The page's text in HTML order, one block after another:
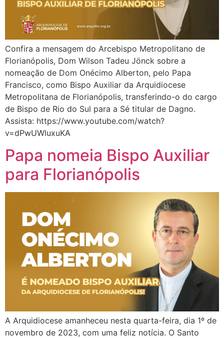
Confira a mensagem do Arcebispo Metropolitano de
Florianópolis, Dom Wilson Tadeu Jönck sobre a
nomeação de Dom Onécimo Alberton, pelo Papa
Francisco, como Bispo Auxiliar da Arquidiocese
Metropolitana de Florianópolis, transferindo-o do cargo
de Bispo de Rio do Sul para a Sé titular de Dagno.
Assista: https://www.youtube.com/watch?
v=dPwUWluxuKA
Papa nomeia Bispo Auxiliar
para Florianópolis
A Arquidiocese amanheceu nesta quarta-feira, dia 1º de
novembro de 2023, com uma feliz notícia. O Santo